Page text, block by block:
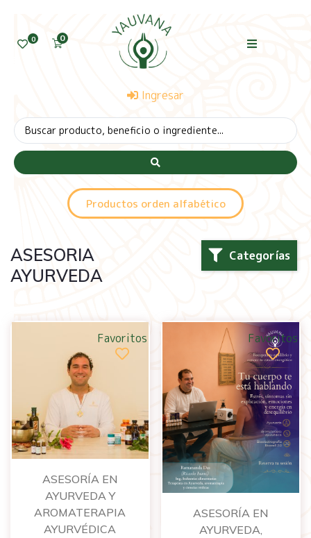
0 0
Ingresar
Productos orden alfabético
Categorías
ASESORIA
AYURVEDA
ASESORÍA EN
AYURVEDA Y
AROMATERAPIA
AYURVÉDICA
Favoritos
ASESORÍA EN
AYURVEDA,
Favoritos